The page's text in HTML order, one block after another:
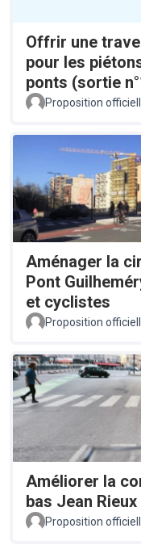
Offrir une
pour les
ponts (sortie
Proposition
Aménager la
Pont
et cyclistes
Proposition
Améliorer la
bas Jean Rieux
Proposition